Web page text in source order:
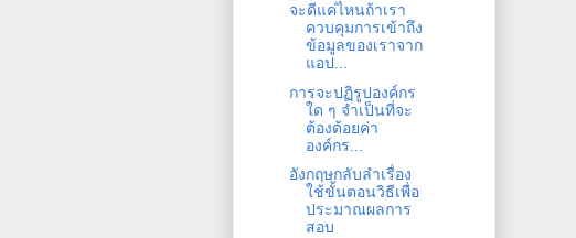
จะดีแค่ไหนถ้าเรา
ควบคุมการเข้าถึง
ข้อมูลของเราจาก
แอป...
การจะปฏิรูปองค์กร
ใด ๆ จำเป็นที่จะ
ต้องด้อยค่า
องค์กร...
อังกฤษกลับลำเรื่อง
ใช้ขั้นตอนวิธีเพื่อ
ประมาณผลการ
สอบ